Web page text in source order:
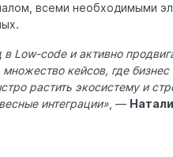
всеми необходимыми
Low-code и активно
множество кейсов, где
растить экосистему и
интеграции» , —